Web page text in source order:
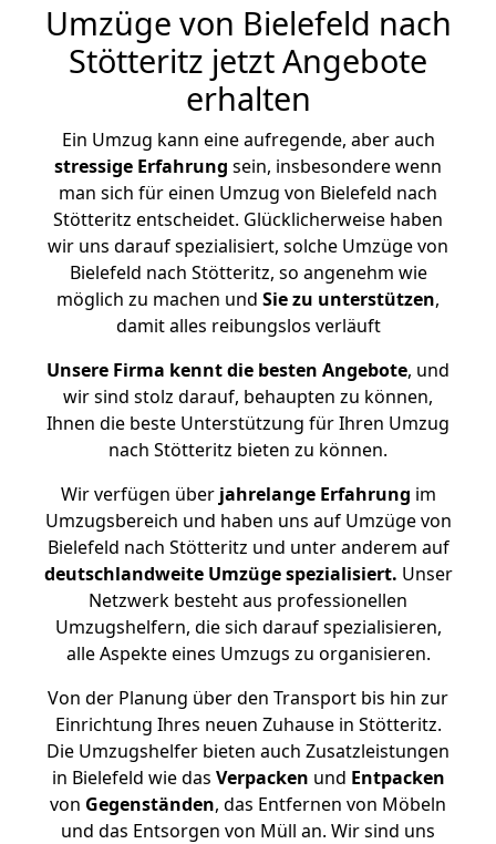
Umzüge von Bielefeld nach
Stötteritz jetzt Angebote
erhalten
Ein Umzug kann eine aufregende, aber auch
stressige Erfahrung sein, insbesondere wenn
man sich für einen Umzug von Bielefeld nach
Stötteritz entscheidet. Glücklicherweise haben
wir uns darauf spezialisiert, solche Umzüge von
Bielefeld nach Stötteritz, so angenehm wie
möglich zu machen und Sie zu unterstützen,
damit alles reibungslos verläuft
Unsere Firma kennt die besten Angebote, und
wir sind stolz darauf, behaupten zu können,
Ihnen die beste Unterstützung für Ihren Umzug
nach Stötteritz bieten zu können.
Wir verfügen überjahrelange Erfahrung im
Umzugsbereich und haben uns auf Umzüge von
Bielefeld nach Stötteritz und unter anderem auf
deutschlandweite Umzüge spezialisiert. Unser
Netzwerk besteht aus professionellen
Umzugshelfern, die sich darauf spezialisieren,
alle Aspekte eines Umzugs zu organisieren.
Von der Planung über den Transport bis hin zur
Einrichtung Ihres neuen Zuhause in Stötteritz.
Die Umzugshelfer bieten auch Zusatzleistungen
in Bielefeld wie das Verpacken und Entpacken
von Gegenständen, das Entfernen von Möbeln
und das Entsorgen von Müll an. Wir sind uns